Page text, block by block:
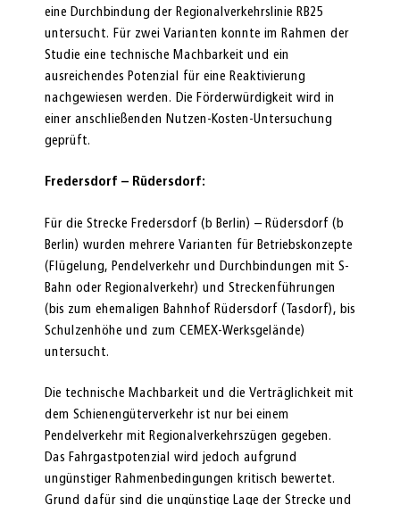
eine Durchbindung der Regionalverkehrslinie RB25
untersucht. Für zwei Varianten konnte im Rahmen der
Studie eine technische Machbarkeit und ein
ausreichendes Potenzial für eine Reaktivierung
nachgewiesen werden. Die Förderwürdigkeit wird in
einer anschließenden Nutzen-Kosten-Untersuchung
geprüft.
Fredersdorf – Rüdersdorf:
Für die Strecke Fredersdorf (b Berlin) – Rüdersdorf (b
Berlin) wurden mehrere Varianten für Betriebskonzepte
(Flügelung, Pendelverkehr und Durchbindungen mit S-
Bahn oder Regionalverkehr) und Streckenführungen
(bis zum ehemaligen Bahnhof Rüdersdorf (Tasdorf), bis
Schulzenhöhe und zum CEMEX-Werksgelände)
untersucht.
Die technische Machbarkeit und die Verträglichkeit mit
dem Schienengüterverkehr ist nur bei einem
Pendelverkehr mit Regionalverkehrszügen gegeben.
Das Fahrgastpotenzial wird jedoch aufgrund
ungünstiger Rahmenbedingungen kritisch bewertet.
Grund dafür sind die ungünstige Lage der Strecke und